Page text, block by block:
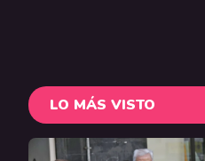
LO MÁS VISTO